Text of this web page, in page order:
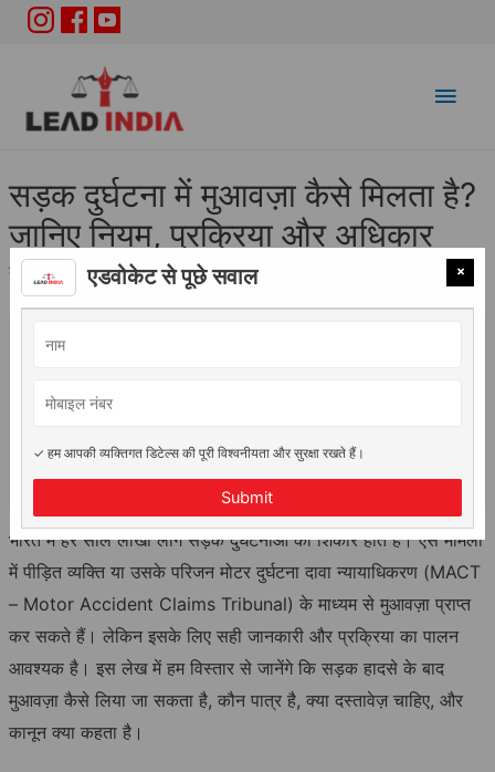
Main
सड़क दुर्घटना में मुआवज़ा कैसे मिलता है?
जानिए नियम, प्रक्रिया और अधिकार
क़ानून और धाराएं/ ByLead India
भारत में हर साल लाखों लोग सड़क दुर्घटनाओं का शिकार होते हैं। ऐसे मामलों
में पीड़ित व्यक्ति या उसके परिजन मोटर दुर्घटना दावा न्यायाधिकरण (MACT
– Motor Accident Claims Tribunal) के माध्यम से मुआवज़ा प्राप्त
कर सकते हैं। लेकिन इसके लिए सही जानकारी और प्रक्रिया का पालन
आवश्यक है। इस लेख में हम विस्तार से जानेंगे कि सड़क हादसे के बाद
मुआवज़ा कैसे लिया जा सकता है, कौन पात्र है, क्या दस्तावेज़ चाहिए, और
कानून क्या कहता है।
×
एडवोकेट से पूछे सवाल
✓ हम आपकी व्यक्तिगत डिटेल्स की पूरी विश्वनीयता और सुरक्षा रखते हैं।
Submit